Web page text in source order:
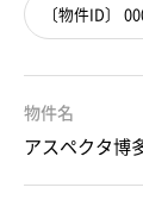
〔物件ID〕
物件名
アスペクタ